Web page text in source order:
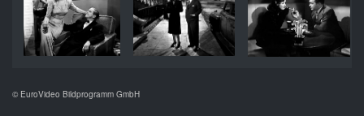
© EuroVideo Bildprogramm GmbH